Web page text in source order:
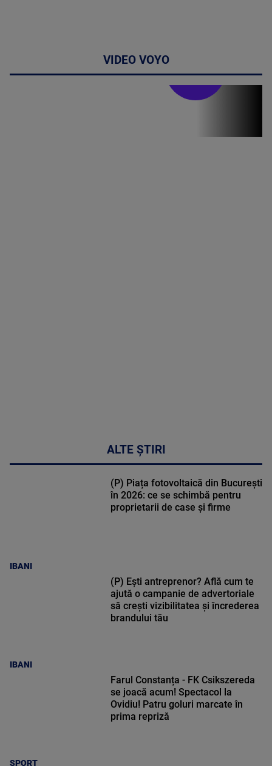
VIDEO VOYO
ALTE ȘTIRI
IBANI
(P) Piața fotovoltaică din București
în 2026: ce se schimbă pentru
proprietarii de case și firme
IBANI
(P) Ești antreprenor? Află cum te
ajută o campanie de advertoriale
să crești vizibilitatea și încrederea
brandului tău
SPORT
Farul Constanța - FK Csikszereda
se joacă acum! Spectacol la
Ovidiu! Patru goluri marcate în
prima repriză